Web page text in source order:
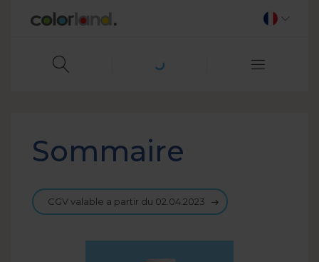
Sommaire
CGV valable a partir du 02.04.2023